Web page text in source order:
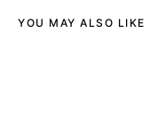
YOU MAY ALSO LIKE